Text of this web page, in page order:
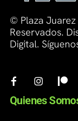
© Plaza Juarez
Reservados.
Digital.
Quienes